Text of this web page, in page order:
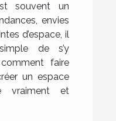
souvent un
envies
d’espace, il
de s’y
faire
un espace
vraiment et